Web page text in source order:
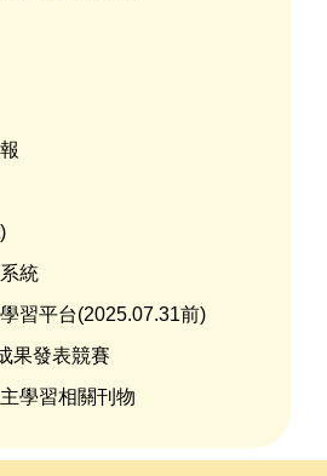
統
習平台(2025.07.31前)
果發表競賽
學習相關刊物